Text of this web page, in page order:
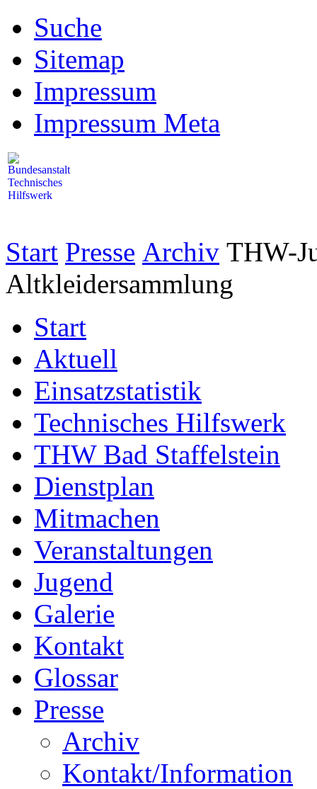
Suche
Sitemap
Impressum
Impressum Meta
Start Presse Archiv THW-
Altkleidersammlung
Start
Aktuell
Einsatzstatistik
Technisches Hilfswerk
THW Bad Staffelstein
Dienstplan
Mitmachen
Veranstaltungen
Jugend
Galerie
Kontakt
Glossar
Presse
Archiv
Kontakt/Information